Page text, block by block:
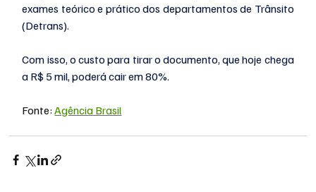
exames teórico e prático dos departamentos de Trânsito
(Detrans).
Com isso, o custo para tirar o documento, que hoje chega
a R$ 5 mil, poderá cair em 80%.
Fonte: Agência Brasil